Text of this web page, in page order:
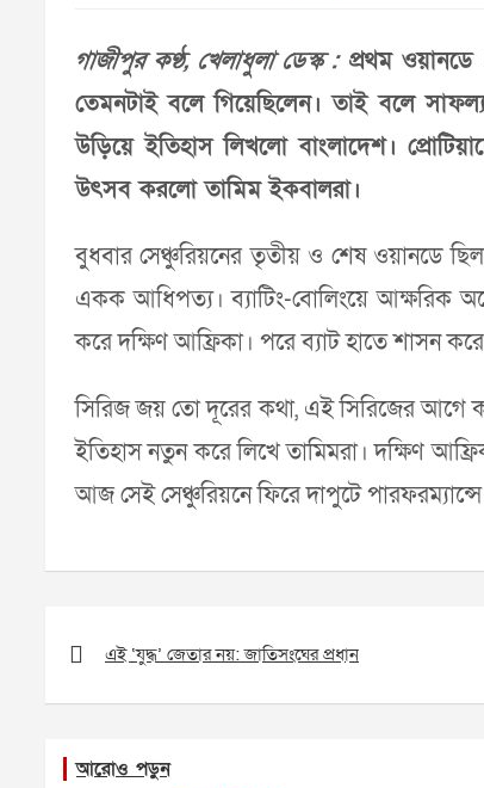
গাজীপুর কণ্ঠ, খেলাধুলা ডেস্ক :প্রথম ওয়ানডে
তেমনটাই বলে গিয়েছিলেন। তাই বলে
উড়িয়ে ইতিহাস লিখলো বাংলাদেশ।
উৎসব করলো তামিম ইকবালরা।
বুধবার সেঞ্চুরিয়নের তৃতীয় ও শেষ ওয়ানডে
একক আধিপত্য। ব্যাটিং-বোলিংয়ে আক্ষরিক
করে দক্ষিণ আফ্রিকা। পরে ব্যাট হাতে শাসন
সিরিজ জয় তো দূরের কথা, এই সিরিজের আগে
ইতিহাস নতুন করে লিখে তামিমরা। দক্ষিণ
আজ সেই সেঞ্চুরিয়নে ফিরে দাপুটে
navigation
এই ‘যুদ্ধ’ জেতার নয়: জাতিসংঘের প্রধান
আরোও পড়ুন